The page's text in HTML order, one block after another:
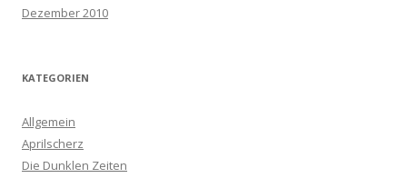
Dezember 2010
KATEGORIEN
Allgemein
Aprilscherz
Die Dunklen Zeiten